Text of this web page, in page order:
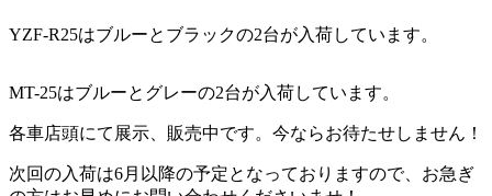
YZF-R25はブルーとブラックの2台が入荷しています。
MT-25はブルーとグレーの2台が入荷しています。
各車店頭にて展示、販売中です。今ならお待たせしません！
次回の入荷は6月以降の予定となっておりますので、お急ぎ